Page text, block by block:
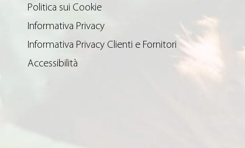
Politica sui Cookie
Informativa Privacy
Informativa Privacy Clienti e Fornitori
Accessibilità